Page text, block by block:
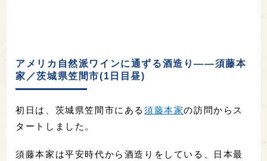
アメリカ自然派ワインに通ずる酒造り――須藤本
家／茨城県笠間市(1日目昼)
初日は、茨城県笠間市にある須藤本家の訪問からス
タートしました。
須藤本家は平安時代から酒造りをしている、日本最